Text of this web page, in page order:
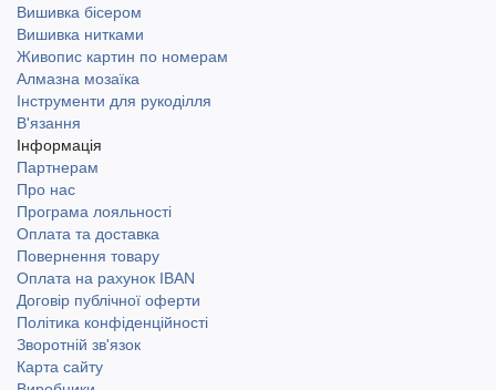
Вишивка бісером
Вишивка нитками
Живопис картин по номерам
Алмазна мозаїка
Інструменти для рукоділля
В'язання
Інформація
Партнерам
Про нас
Програма лояльності
Оплата та доставка
Повернення товару
Оплата на рахунок IBAN
Договір публічної оферти
Політика конфіденційності
Зворотній зв'язок
Карта сайту